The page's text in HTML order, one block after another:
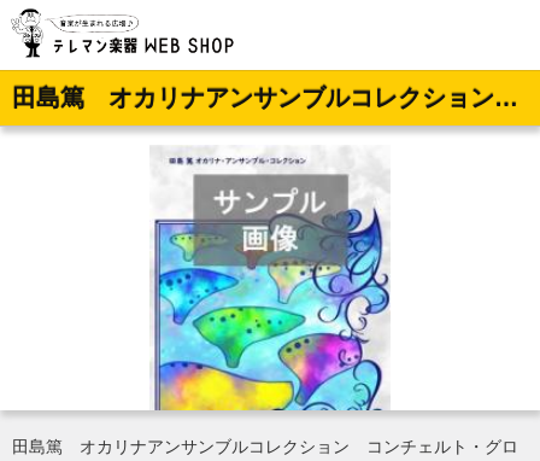
田島篤 オカリナアンサンブルコレクション コンチェルト・グロッソ【3重奏】
田島篤 オカリナアンサンブルコレクション コンチェルト・グロ